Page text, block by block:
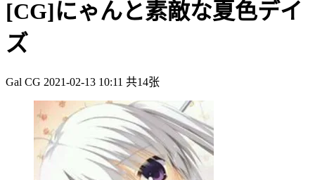
[CG]にゃんと素敵な夏色デイ
ズ
Gal CG 2021-02-13 10:11 共14张